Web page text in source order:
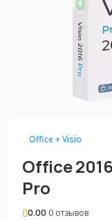
Office + Visio
Office
Pro
0.00 0 отзывов